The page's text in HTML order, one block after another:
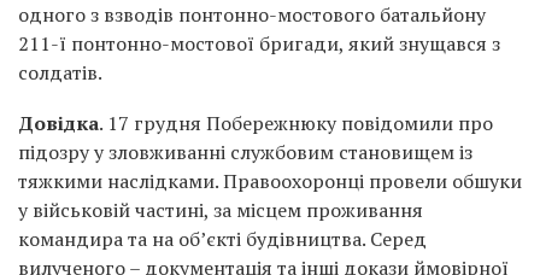
одного з взводів понтонно-мостового батальйону
211-ї понтонно-мостової бригади, який знущався з
солдатів.
Довідка. 17 грудня Побережнюку повідомили про
підозру у зловживанні службовим становищем із
тяжкими наслідками. Правоохоронці провели обшуки
у військовій частині, за місцем проживання
командира та на об’єкті будівництва. Серед
вилученого – документація та інші докази ймовірної